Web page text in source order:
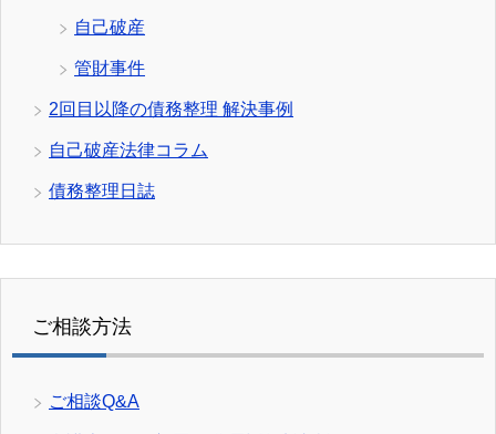
自己破産
管財事件
2回目以降の債務整理 解決事例
自己破産法律コラム
債務整理日誌
ご相談方法
ご相談Q&A